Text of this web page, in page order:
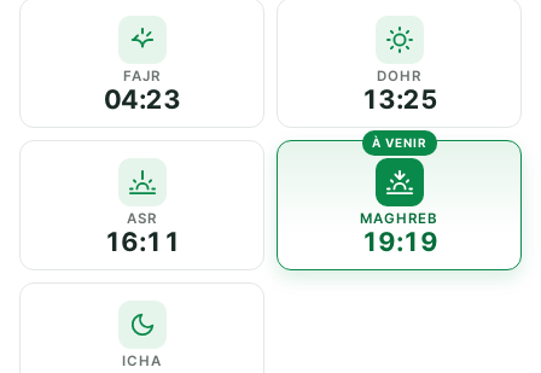
FAJR
04:23
DOHR
13:25
ASR
16:11
MAGHREB
19:19
ICHA